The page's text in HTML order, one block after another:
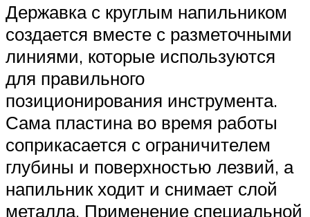
Державка с круглым напильником
создается вместе с разметочными
линиями, которые используются
для правильного
позиционирования инструмента.
Сама пластина во время работы
соприкасается с ограничителем
глубины и поверхностью лезвий, а
напильник ходит и снимает слой
металла. Применение специальной